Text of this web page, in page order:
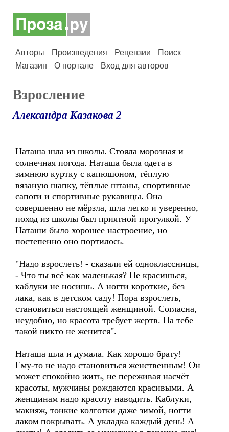
Авторы Произведения Рецензии
Поиск
Магазин
О портале Вход для авторов
Взросление
Александра Казакова 2
Наташа шла из школы. Стояла морозная и
солнечная погода. Наташа была одета в
зимнюю куртку с капюшоном, тёплую
вязаную шапку, тёплые штаны, спортивные
сапоги и спортивные рукавицы. Она
совершенно не мёрзла, шла легко и уверенно,
поход из школы был приятной прогулкой. У
Наташи было хорошее настроение, но
постепенно оно портилось.
"Надо взрослеть! - сказали ей одноклассницы,
- Что ты всё как маленькая? Не красишься,
каблуки не носишь. А ногти короткие, без
лака, как в детском саду! Пора взрослеть,
становиться настоящей женщиной. Согласна,
неудобно, но красота требует жертв. На тебе
такой никто не женится".
Наташа шла и думала. Как хорошо брату!
Ему-то не надо становиться женственным! Он
может спокойно жить, не переживая насчёт
красоты, мужчины рождаются красивыми. А
женщинам надо красоту наводить. Каблуки,
макияж, тонкие колготки даже зимой, ногти
лаком покрывать. А укладка каждый день! А